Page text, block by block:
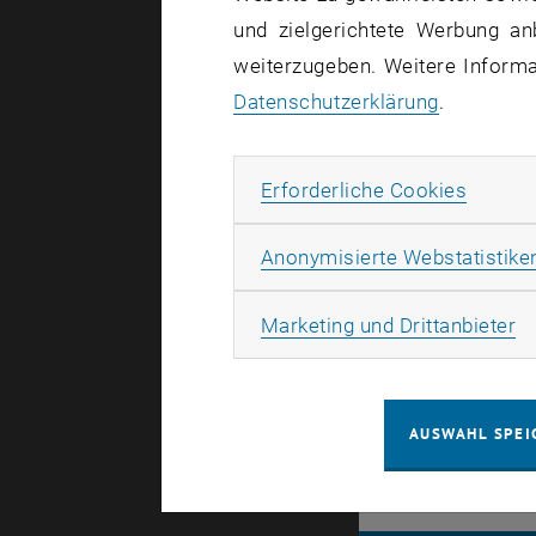
TU
in einem
und zielgerichtete Werbung
weiterzugeben. Weitere
Datenschutzerklärung.
Erforderliche Cookies
Anonymisierte
Marketing und Drittanbieter
AUSWAHL